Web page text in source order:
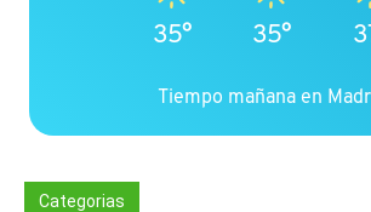
35° 35°
Tiempo mañana en
Categorias